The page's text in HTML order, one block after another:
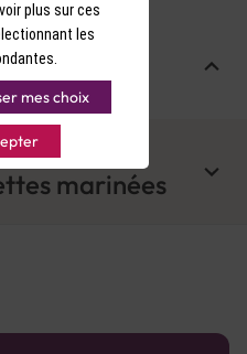
marinées
plus sur ces
les
mes choix